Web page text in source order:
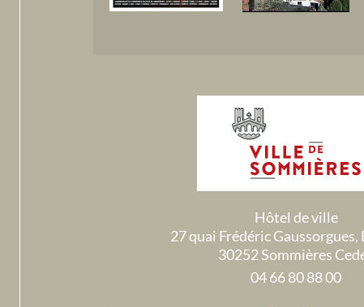
Hôtel de ville
27 quai Frédéric Gaussorgues,
30252 Sommières
04 66 80 88 00